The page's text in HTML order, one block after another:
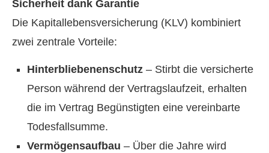
Sicherheit dank Garantie
Die Ka­pi­tal­le­bens­ver­si­che­rung (KLV) kombiniert
zwei zentrale Vorteile:
Hinterbliebenenschutz – Stirbt die versicherte
Person während der Vertragslaufzeit, erhalten
die im Vertrag Begünstigten eine vereinbarte
Todesfallsumme.
Vermögensaufbau – Über die Jahre wird